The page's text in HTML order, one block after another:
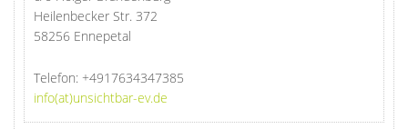
Heilenbecker Str. 372
58256 Ennepetal
Telefon: +4917634347385
info(at)unsichtbar-ev.de